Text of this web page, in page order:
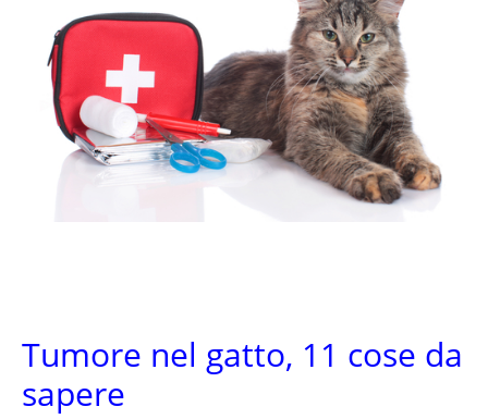
Tumore nel gatto, 11 cose da
sapere